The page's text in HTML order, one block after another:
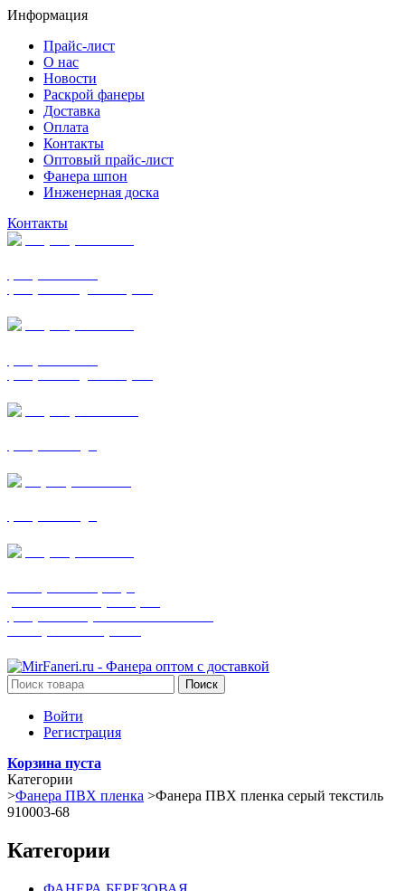
Информация
Прайс-лист
О нас
Новости
Раскрой фанеры
Доставка
Оплата
Контакты
Оптовый прайс-лист
Фанера шпон
Инженерная доска
Контакты
Поиск
Войти
Регистрация
Корзина пуста
Категории
>Фанера ПВХ пленка >Фанера ПВХ пленка серый текстиль
910003-68
Категории